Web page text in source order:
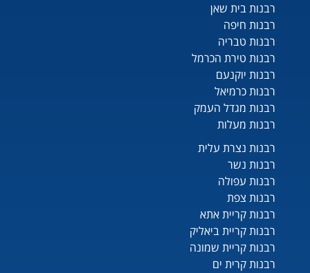
רבנות בית שאן
רבנות חיפה
רבנות טבריה
רבנות טירת הכרמל
רבנות יוקנעם
רבנות כרמיאל
רבנות מגדל העמק
רבנות מעלות
רבנות נצרת עלית
רבנות נשר
רבנות עפולה
רבנות צפת
רבנות קריית אתא
רבנות קריית ביאליק
רבנות קריית שמונה
רבנות קרית ים